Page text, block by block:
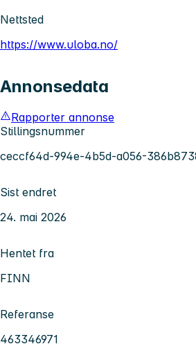
Nettsted
https://www.uloba.no/
Annonsedata
Rapporter annonse
Stillingsnummer
ceccf64d-994e-4b5d-a056-
Sist endret
24. mai 2026
Hentet fra
FINN
Referanse
463346971